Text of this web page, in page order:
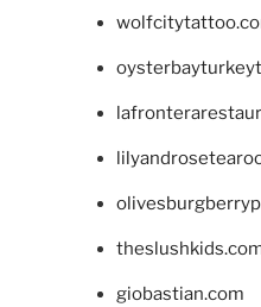
giobastian.com